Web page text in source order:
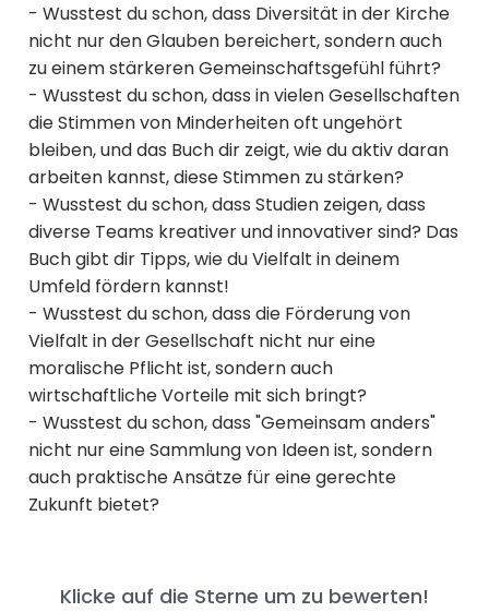
- Wusstest du schon, dass Diversität in der Kirche
nicht nur den Glauben bereichert, sondern auch
zu einem stärkeren Gemeinschaftsgefühl führt?
- Wusstest du schon, dass in vielen Gesellschaften
die Stimmen von Minderheiten oft ungehört
bleiben, und das Buch dir zeigt, wie du aktiv daran
arbeiten kannst, diese Stimmen zu stärken?
- Wusstest du schon, dass Studien zeigen, dass
diverse Teams kreativer und innovativer sind? Das
Buch gibt dir Tipps, wie du Vielfalt in deinem
Umfeld fördern kannst!
- Wusstest du schon, dass die Förderung von
Vielfalt in der Gesellschaft nicht nur eine
moralische Pflicht ist, sondern auch
wirtschaftliche Vorteile mit sich bringt?
- Wusstest du schon, dass "Gemeinsam anders"
nicht nur eine Sammlung von Ideen ist, sondern
auch praktische Ansätze für eine gerechte
Zukunft bietet?
Klicke auf die Sterne um zu bewerten!